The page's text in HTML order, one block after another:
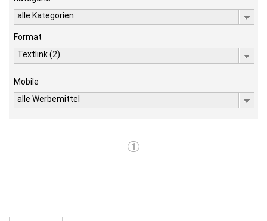
alle Kategorien
Format
Textlink (2)
Mobile
alle Werbemittel
1